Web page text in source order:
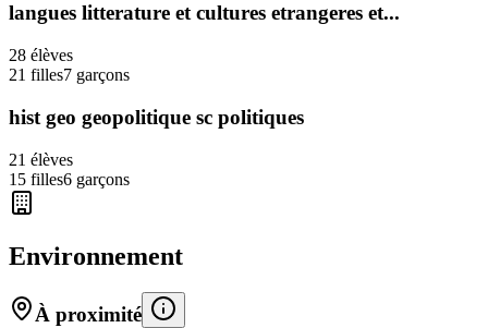
langues litterature et cultures etrangeres et...
28 élèves
21 filles7 garçons
hist geo geopolitique sc politiques
21 élèves
15 filles6 garçons
Environnement
À proximité